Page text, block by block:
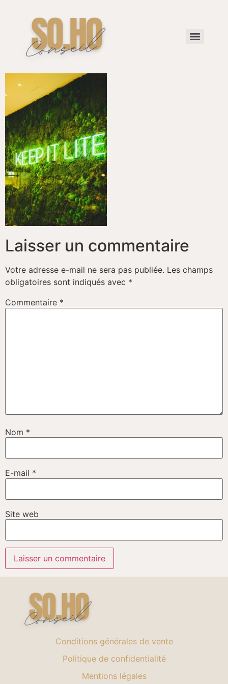
Laisser un commentaire
Votre adresse e-mail ne sera pas publiée. Les champs
obligatoires sont indiqués avec *
Commentaire *
Nom *
E-mail *
Site web
Conditions générales de vente
Politique de confidentialité
Mentions légales